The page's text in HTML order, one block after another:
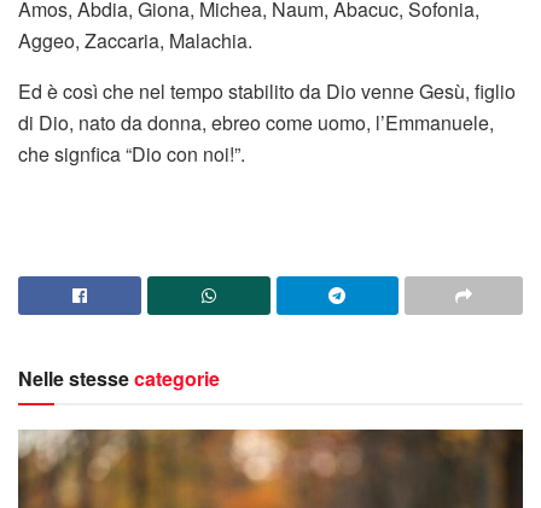
Amos, Abdia, Giona, Michea, Naum, Abacuc, Sofonia,
Aggeo, Zaccaria, Malachia.
Ed è così che nel tempo stabilito da Dio venne Gesù, figlio
di Dio, nato da donna, ebreo come uomo, l’Emmanuele,
che signfica “Dio con noi!”.
Nelle stessecategorie